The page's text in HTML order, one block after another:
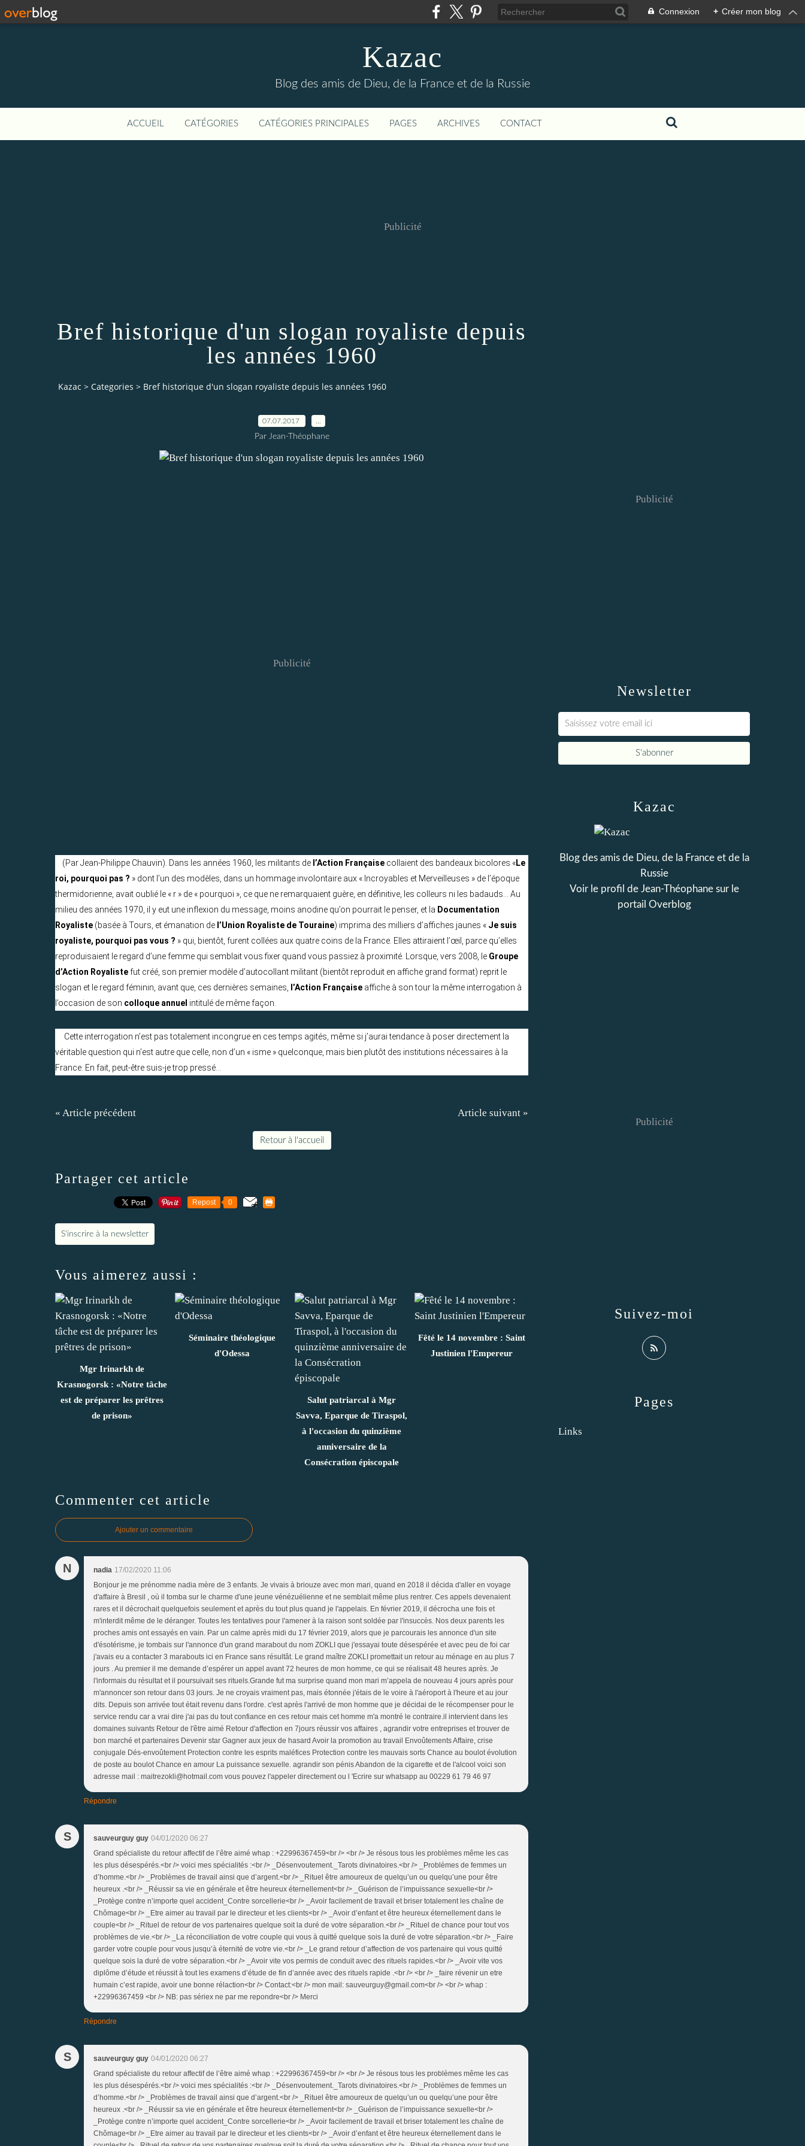
Connexion + Créer mon blog
Kazac
Blog des amis de Dieu, de la France et de la Russie
ACCUEIL CATÉGORIES CATÉGORIES PRINCIPALES PAGES ARCHIVES CONTACT
Publicité
Bref historique d'un slogan royaliste depuis
les années 1960
Kazac > Categories > Bref historique d'un slogan royaliste depuis les années 1960
07.07.2017
Par Jean-Théophane
Publicité
(Par Jean-Philippe Chauvin). Dans les années 1960, les militants de l’Action Française collaient des bandeaux bicolores «Le
roi, pourquoi pas ? » dont l’un des modèles, dans un hommage involontaire aux « Incroyables et Merveilleuses » de l’époque
thermidorienne, avait oublié le « r » de « pourquoi », ce que ne remarquaient guère, en définitive, les colleurs ni les badauds… Au
milieu des années 1970, il y eut une inflexion du message, moins anodine qu’on pourrait le penser, et la Documentation
Royaliste (basée à Tours, et émanation de l’Union Royaliste de Touraine) imprima des milliers d’affiches jaunes « Je suis
royaliste, pourquoi pas vous ? » qui, bientôt, furent collées aux quatre coins de la France. Elles attiraient l’œil, parce qu’elles
reproduisaient le regard d’une femme qui semblait vous fixer quand vous passiez à proximité. Lorsque, vers 2008, le Groupe
d’Action Royalistefut créé, son premier modèle d’autocollant militant (bientôt reproduit en affiche grand format) reprit le
slogan et le regard féminin, avant que, ces dernières semaines,
l’Action Française affiche à son tour la même interrogation à
l’occasion de son colloque annuel intitulé de même façon.
Cette interrogation n’est pas totalement incongrue en ces temps agités, même si j’aurai tendance à poser directement la
véritable question qui n’est autre que celle, non d’un « isme » quelconque, mais bien plutôt des institutions nécessaires à la
France. En fait, peut-être suis-je trop pressé…
« Article précédent Article suivant »
Retour à l'accueil
Partager cet article
Repost 0
S'inscrire à la newsletter
Vous aimerez aussi :
Mgr Irinarkh de
Krasnogorsk : «Notre tâche
est de préparer les prêtres
de prison»
Séminaire théologique
d'Odessa
Salut patriarcal à Mgr
Savva, Eparque de Tiraspol,
à l'occasion du quinzième
anniversaire de la
Consécration épiscopale
Fêté le 14 novembre : Saint
Justinien l'Empereur
Commenter cet article
Ajouter un commentaire
N nadia 17/02/2020 11:06
Bonjour je me prénomme nadia mère de 3 enfants. Je vivais à briouze avec mon mari, quand en 2018 il décida d'aller en voyage
d'affaire à Bresil , où il tomba sur le charme d'une jeune vénézuélienne et ne semblait même plus rentrer. Ces appels devenaient
rares et il décrochait quelquefois seulement et après du tout plus quand je l'appelais. En février 2019, il décrocha une fois et
m'interdit même de le déranger. Toutes les tentatives pour l'amener à la raison sont soldée par l'insuccès. Nos deux parents les
proches amis ont essayés en vain. Par un calme après midi du 17 février 2019, alors que je parcourais les annonce d'un site
d'ésotérisme, je tombais sur l'annonce d'un grand marabout du nom ZOKLI que j'essayai toute désespérée et avec peu de foi car
j'avais eu a contacter 3 marabouts ici en France sans résultât. Le grand maître ZOKLI promettait un retour au ménage en au plus 7
jours . Au premier il me demande d’espérer un appel avant 72 heures de mon homme, ce qui se réalisait 48 heures après. Je
l'informais du résultat et il poursuivait ses rituels.Grande fut ma surprise quand mon mari m’appela de nouveau 4 jours après pour
m'annoncer son retour dans 03 jours. Je ne croyais vraiment pas, mais étonnée j'étais de le voire à l'aéroport à l'heure et au jour
dits. Depuis son arrivée tout était revenu dans l'ordre. c'est après l'arrivé de mon homme que je décidai de le récompenser pour le
service rendu car a vrai dire j'ai pas du tout confiance en ces retour mais cet homme m'a montré le contraire.il intervient dans les
domaines suivants Retour de l'être aimé Retour d'affection en 7jours réussir vos affaires , agrandir votre entreprises et trouver de
bon marché et partenaires Devenir star Gagner aux jeux de hasard Avoir la promotion au travail Envoûtements Affaire, crise
conjugale Dés-envoûtement Protection contre les esprits maléfices Protection contre les mauvais sorts Chance au boulot évolution
de poste au boulot Chance en amour La puissance sexuelle. agrandir son pénis Abandon de la cigarette et de l'alcool voici son
adresse mail : maitrezokli@hotmail.com vous pouvez l'appeler directement ou l 'Ecrire sur whatsapp au 00229 61 79 46 97
Répondre
S sauveurguy guy 04/01/2020 06:27
Grand spécialiste du retour affectif de l’être aimé whap : +22996367459<br /> <br /> Je résous tous les problèmes même les cas
les plus désespérés.<br /> voici mes spécialités :<br /> _Désenvoutement._Tarots divinatoires.<br /> _Problèmes de femmes un
d’homme.<br /> _Problèmes de travail ainsi que d’argent.<br /> _Rituel être amoureux de quelqu’un ou quelqu’une pour être
heureux .<br /> _Réussir sa vie en générale et être heureux éternellement<br /> _Guérison de l’impuissance sexuelle<br />
_Protège contre n’importe quel accident_Contre sorcellerie<br /> _Avoir facilement de travail et briser totalement les chaîne de
Chômage<br /> _Etre aimer au travail par le directeur et les clients<br /> _Avoir d’enfant et être heureux éternellement dans le
couple<br /> _Rituel de retour de vos partenaires quelque soit la duré de votre séparation.<br /> _Rituel de chance pour tout vos
problèmes de vie.<br /> _La réconciliation de votre couple qui vous à quitté quelque sois la duré de votre séparation.<br /> _Faire
garder votre couple pour vous jusqu’à éternité de votre vie.<br /> _Le grand retour d’affection de vos partenaire qui vous quitté
quelque sois la duré de votre séparation.<br /> _Avoir vite vos permis de conduit avec des rituels rapides.<br /> _Avoir vite vos
diplôme d’étude et réussit à tout les examens d’étude de fin d’année avec des rituels rapide .<br /> <br /> _faire révenir un etre
humain c’est rapide, avoir une bonne rélaction<br /> Contact:<br /> mon mail: sauveurguy@gmail.com<br /> <br /> whap :
+22996367459 <br /> NB: pas sériex ne par me repondre<br /> Merci
Répondre
S sauveurguy guy 04/01/2020 06:27
Grand spécialiste du retour affectif de l’être aimé whap : +22996367459<br /> <br /> Je résous tous les problèmes même les cas
les plus désespérés.<br /> voici mes spécialités :<br /> _Désenvoutement._Tarots divinatoires.<br /> _Problèmes de femmes un
d’homme.<br /> _Problèmes de travail ainsi que d’argent.<br /> _Rituel être amoureux de quelqu’un ou quelqu’une pour être
heureux .<br /> _Réussir sa vie en générale et être heureux éternellement<br /> _Guérison de l’impuissance sexuelle<br />
_Protège contre n’importe quel accident_Contre sorcellerie<br /> _Avoir facilement de travail et briser totalement les chaîne de
Chômage<br /> _Etre aimer au travail par le directeur et les clients<br /> _Avoir d’enfant et être heureux éternellement dans le
Newsletter
Publicité
Pages
Links
Kazac
Blog des amis de Dieu, de la France et de la
Russie
Voir le profil de Jean-Théophanesur le
portail Overblog
Suivez-moi
Publicité